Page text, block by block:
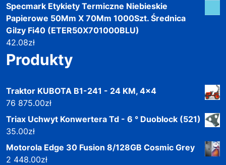
Specmark Etykiety Termiczne Niebieskie
Papierowe 50Mm X 70Mm 1000Szt. Średnica
Gilzy Fi40 (ETER50X701000BLU)
42.08zł
Produkty
Traktor KUBOTA B1-241 - 24 KM, 4x4
76 875.00zł
Triax Uchwyt Konwertera Td - 6 ° Duoblock (521)
35.00zł
Motorola Edge 30 Fusion 8/128GB Cosmic Grey
2 448.00zł